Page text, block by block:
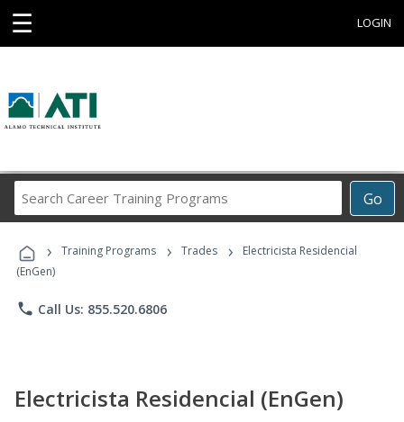
☰ LOGIN
Go
Career
Programs
› Training Programs › Trades ›
Electricista Residencial
(EnGen)
phone Call Us: 855.520.6806
Electricista Residencial (EnGen)